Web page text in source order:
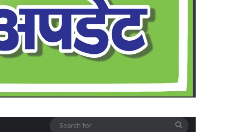
Search